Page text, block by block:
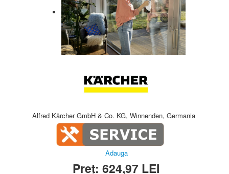
Alfred Kärcher GmbH & Co. KG, Winnenden, Germania
Adauga
Preț: 624,97 LEI